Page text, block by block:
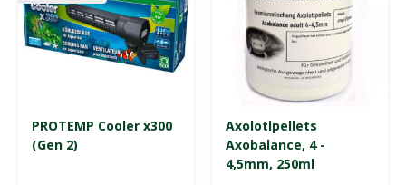
PROTEMP Cooler x300
(Gen 2)
Axolotlpellets
Axobalance, 4 -
4,5mm, 250ml